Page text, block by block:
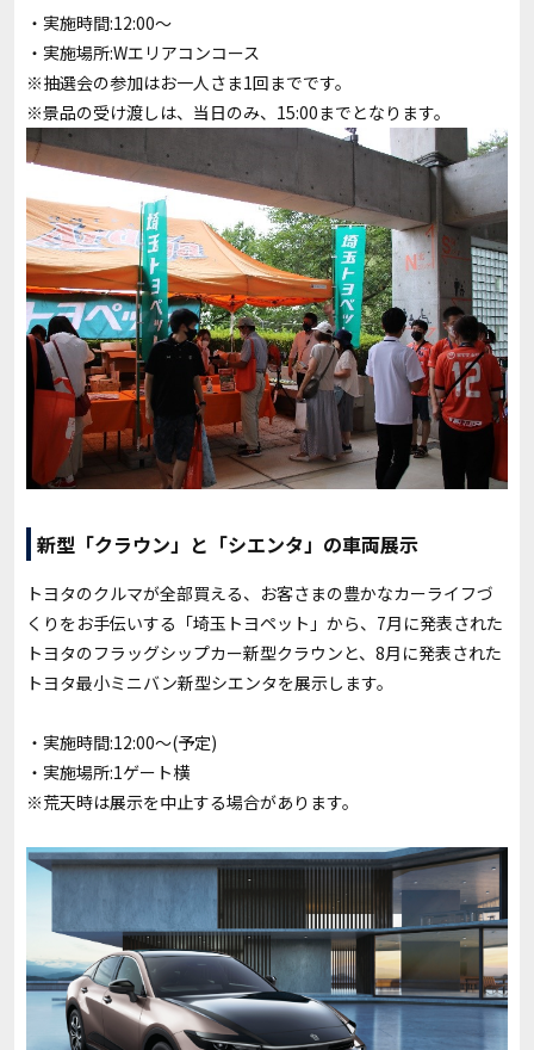
・実施時間:12:00～
・実施場所:Wエリアコンコース
※抽選会の参加はお一人さま1回までです。
※景品の受け渡しは、当日のみ、15:00までとなります。
新型「クラウン」と「シエンタ」の車両展示
トヨタのクルマが全部買える、お客さまの豊かなカーライフづ
くりをお手伝いする「埼玉トヨペット」から、7月に発表された
トヨタのフラッグシップカー新型クラウンと、8月に発表された
トヨタ最小ミニバン新型シエンタを展示します。
・実施時間:12:00～(予定)
・実施場所:1ゲート横
※荒天時は展示を中止する場合があります。